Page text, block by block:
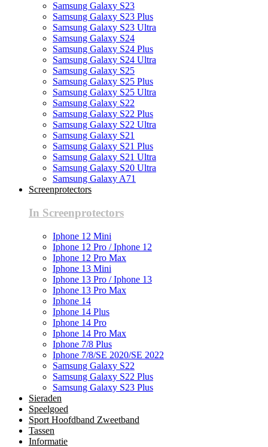
Samsung Galaxy S23
Samsung Galaxy S23 Plus
Samsung Galaxy S23 Ultra
Samsung Galaxy S24
Samsung Galaxy S24 Plus
Samsung Galaxy S24 Ultra
Samsung Galaxy S25
Samsung Galaxy S25 Plus
Samsung Galaxy S25 Ultra
Samsung Galaxy S22
Samsung Galaxy S22 Plus
Samsung Galaxy S22 Ultra
Samsung Galaxy S21
Samsung Galaxy S21 Plus
Samsung Galaxy S21 Ultra
Samsung Galaxy S20 Ultra
Samsung Galaxy A71
Screenprotectors
In Screenprotectors
Iphone 12 Mini
Iphone 12 Pro / Iphone 12
Iphone 12 Pro Max
Iphone 13 Mini
Iphone 13 Pro / Iphone 13
Iphone 13 Pro Max
Iphone 14
Iphone 14 Plus
Iphone 14 Pro
Iphone 14 Pro Max
Iphone 7/8 Plus
Iphone 7/8/SE 2020/SE 2022
Samsung Galaxy S22
Samsung Galaxy S22 Plus
Samsung Galaxy S23 Plus
Sieraden
Speelgoed
Sport Hoofdband Zweetband
Tassen
Informatie